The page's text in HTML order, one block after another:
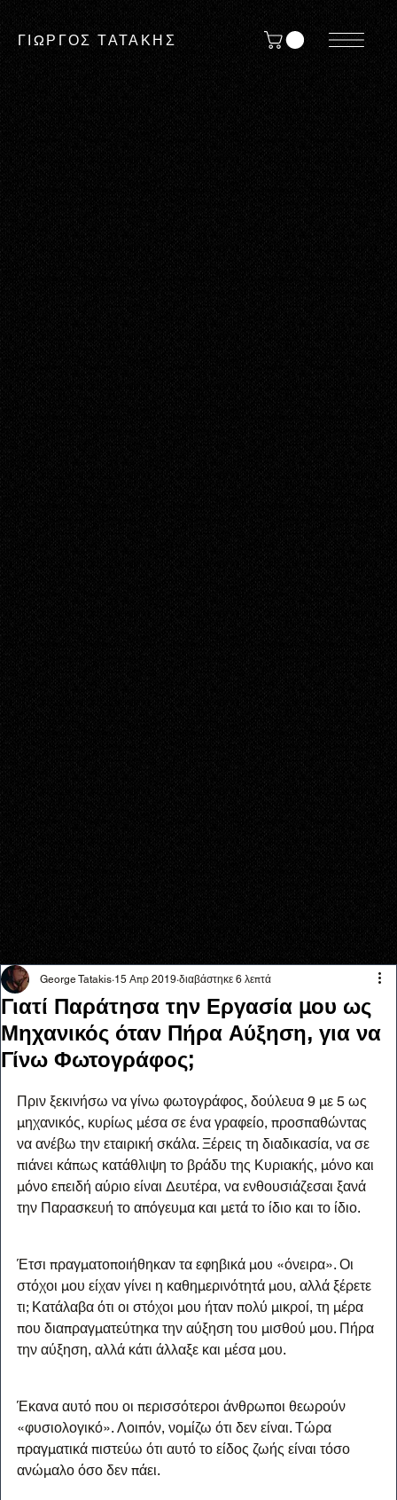
ΓΙΩΡΓΟΣ ΤΑΤΑΚΗΣ
Γιατί Παράτησα την Εργασία μου ως
Μηχανικός όταν Πήρα Αύξηση, για να
Γίνω Φωτογράφος;
George Tatakis 15 Απρ 2019 διαβάστηκε 6 λεπτά
Πριν ξεκινήσω να γίνω φωτογράφος, δούλευα 9 με 5 ως
μηχανικός, κυρίως μέσα σε ένα γραφείο, προσπαθώντας
να ανέβω την εταιρική σκάλα. Ξέρεις τη διαδικασία, να σε
πιάνει κάπως κατάθλιψη το βράδυ της Κυριακής, μόνο και
μόνο επειδή αύριο είναι Δευτέρα, να ενθουσιάζεσαι ξανά
την Παρασκευή το απόγευμα και μετά το ίδιο και το ίδιο.
Έτσι πραγματοποιήθηκαν τα εφηβικά μου «όνειρα». Οι
στόχοι μου είχαν γίνει η καθημερινότητά μου, αλλά ξέρετε
τι; Κατάλαβα ότι οι στόχοι μου ήταν πολύ μικροί, τη μέρα
που διαπραγματεύτηκα την αύξηση του μισθού μου. Πήρα
την αύξηση, αλλά κάτι άλλαξε και μέσα μου.
Έκανα αυτό που οι περισσότεροι άνθρωποι θεωρούν
«φυσιολογικό». Λοιπόν, νομίζω ότι δεν είναι. Τώρα
πραγματικά πιστεύω ότι αυτό το είδος ζωής είναι τόσο
ανώμαλο όσο δεν πάει.